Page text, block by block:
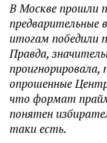
В Москве прошли
предварительные
итогам победили
Правда,
опрошенные
что формат
понятен
таки есть.